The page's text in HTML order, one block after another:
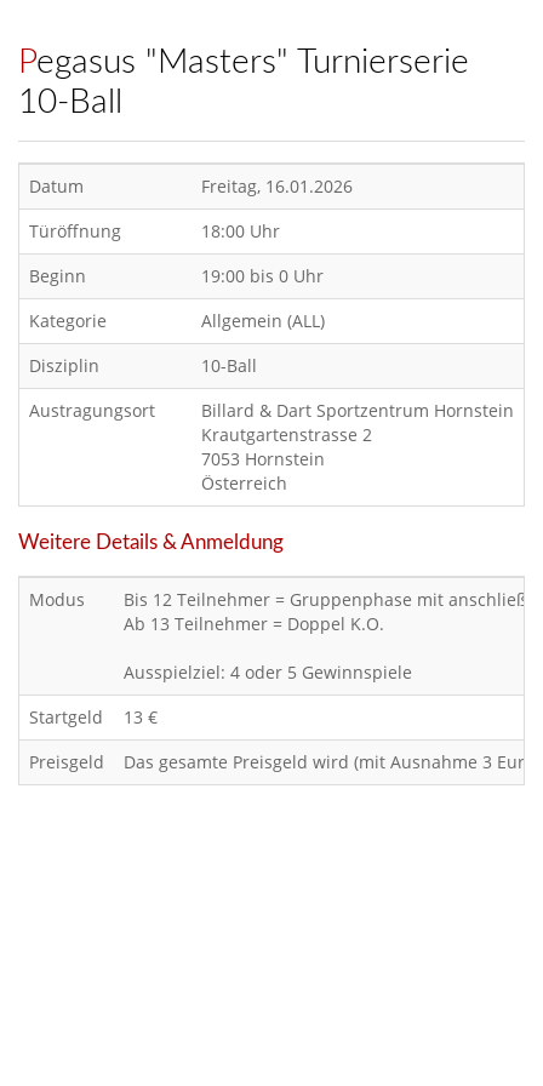
Pegasus "Masters" Turnierserie
10-Ball
Datum
Freitag, 16.01.2026
Türöffnung
18:00 Uhr
Beginn
19:00 bis 0 Uhr
Kategorie
Allgemein (ALL)
Disziplin
10-Ball
Austragungsort
Billard & Dart Sportzentrum Hornstein
Krautgartenstrasse 2
7053 Hornstein
Österreich
Weitere Details & Anmeldung
Modus
Bis 12 Teilnehmer = Gruppenphase mit
Ab 13 Teilnehmer = Doppel K.O.
Ausspielziel: 4 oder 5 Gewinnspiele
Startgeld
13 €
Preisgeld
Das gesamte Preisgeld wird (mit Ausnahme 3